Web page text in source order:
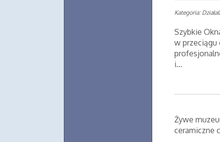
Kategoria:
Szybkie
w przeciągu
i...
Żywe
ceramiczne